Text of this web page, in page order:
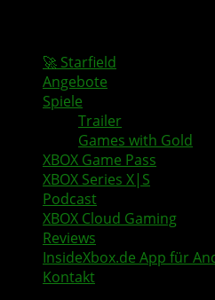
🚀 Starfield
Angebote
Spiele
Trailer
Games with Gold
XBOX Game Pass
XBOX Series X|S
Podcast
XBOX Cloud Gaming
Reviews
InsideXbox.de App für
Kontakt